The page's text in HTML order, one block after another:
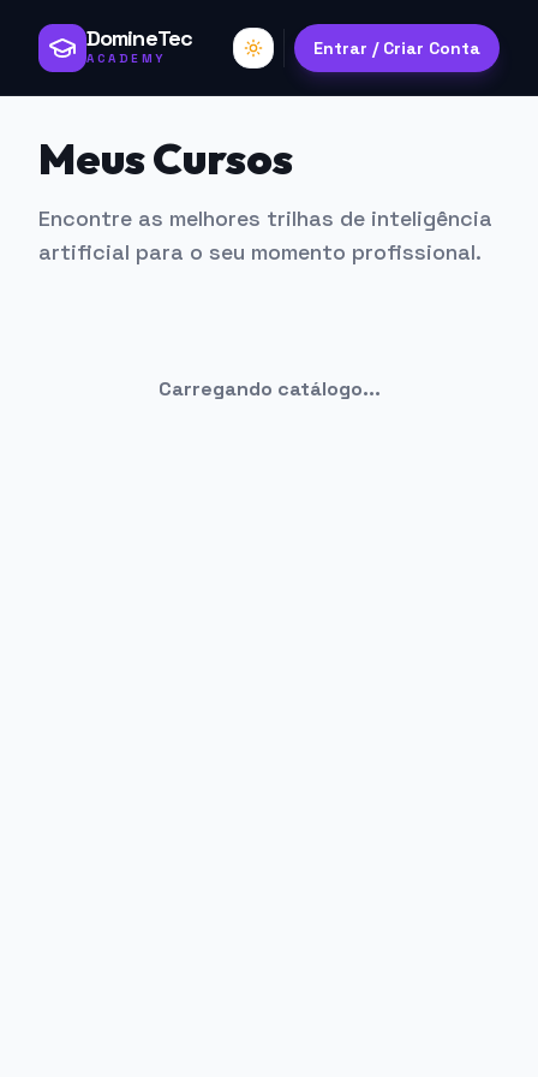
DomineTec
ACADEMY Entrar / Criar Conta
Meus Cursos
Encontre as melhores trilhas de inteligência
artificial para o seu momento profissional.
Carregando catálogo...